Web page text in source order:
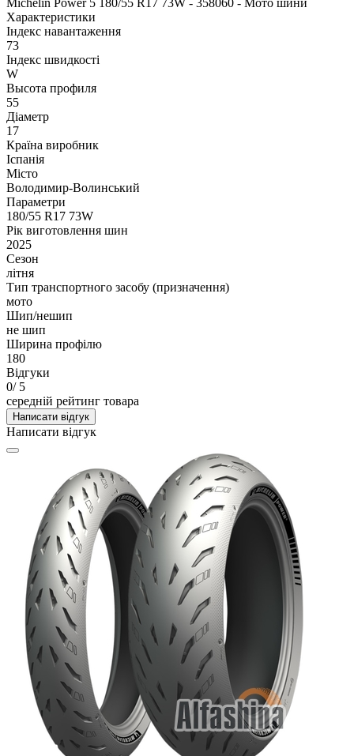
Характеристики
Індекс навантаження
73
Індекс швидкості
W
Высота профиля
55
Діаметр
17
Країна виробник
Іспанія
Місто
Володимир-Волинський
Параметри
180/55 R17 73W
Рік виготовлення шин
2025
Сезон
літня
Тип транспортного засобу (призначення)
мото
Шип/нешип
не шип
Ширина профілю
180
Відгуки
0/ 5
середній рейтинг товара
Написати відгук
Написати відгук